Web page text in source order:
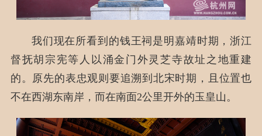
我们现在所看到的钱王祠是明嘉靖时期，浙江
督抚胡宗宪等人以涌金门外灵芝寺故址之地重建
的。原先的表忠观则要追溯到北宋时期，且位置也
不在西湖东南岸，而在南面2公里开外的玉皇山。